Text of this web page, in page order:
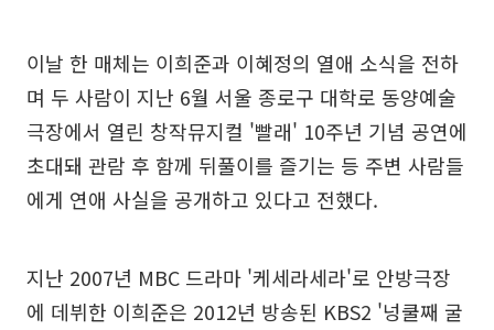
이날 한 매체는 이희준과 이혜정의 열애 소식을 전하
며 두 사람이 지난 6월 서울 종로구 대학로 동양예술
극장에서 열린 창작뮤지컬 '빨래' 10주년 기념 공연에
초대돼 관람 후 함께 뒤풀이를 즐기는 등 주변 사람들
에게 연애 사실을 공개하고 있다고 전했다.
지난 2007년 MBC 드라마 '케세라세라'로 안방극장
에 데뷔한 이희준은 2012년 방송된 KBS2 '넝쿨째 굴